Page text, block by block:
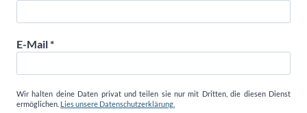
E-Mail*
Wir halten deine Daten privat und teilen sie nur mit Dritten, die diesen Dienst
ermöglichen. Lies unsere Datenschutzerklärung.